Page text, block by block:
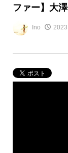
ファー】大
Ino